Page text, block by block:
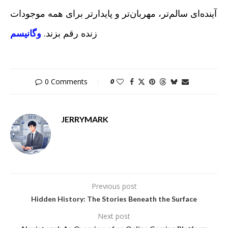
آینده‌ای سالم‌تر، مهربان‌تر و پایدارتر برای همه موجودات
زنده رقم بزند. وگانیسم
0 Comments 0
JERRYMARK
Previous post
Hidden History: The Stories Beneath the Surface
Next post